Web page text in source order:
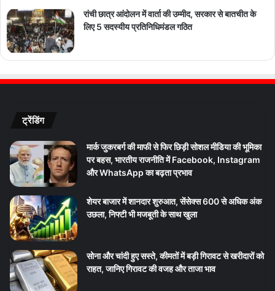
रांची छात्र आंदोलन में वार्ता की उम्मीद, सरकार से बातचीत के
लिए 5 सदस्यीय प्रतिनिधिमंडल गठित
ट्रेंडिंग
मार्क जुकरबर्ग की माफी से फिर छिड़ी सोशल मीडिया की भूमिका
पर बहस, भारतीय राजनीति में Facebook, Instagram
और WhatsApp का बढ़ता प्रभाव
शेयर बाजार में शानदार शुरुआत, सेंसेक्स 600 से अधिक अंक
उछला, निफ्टी भी मजबूती के साथ खुला
सोना और चांदी हुए सस्ते, कीमतों में बड़ी गिरावट से खरीदारों को
राहत, जानिए गिरावट की वजह और ताजा भाव